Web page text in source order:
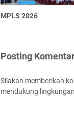
MPLS 2026
Posting
Silakan memberikan
mendukung